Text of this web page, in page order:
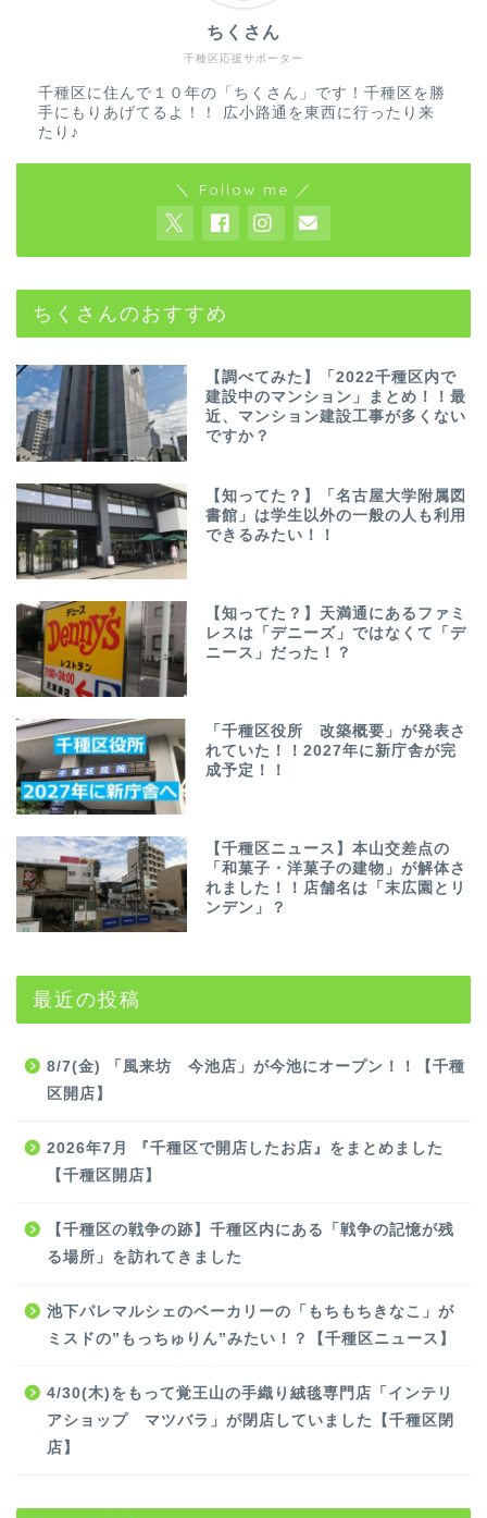
千種区応援サポーター
ちくさん
千種区に住んで１０年の「ちくさん」です！千種区を勝
手にもりあげてるよ！！ 広小路通を東西に行ったり来
たり♪
＼ Follow me ／
ちくさんのおすすめ
【調べてみた】「2022千種区内で
建設中のマンション」まとめ！！最
近、マンション建設工事が多くない
ですか？
【知ってた？】「名古屋大学附属図
書館」は学生以外の一般の人も利用
できるみたい！！
【知ってた？】天満通にあるファミ
レスは「デニーズ」ではなくて「デ
ニース」だった！？
「千種区役所 改築概要」が発表さ
れていた！！2027年に新庁舎が完
成予定！！
【千種区ニュース】本山交差点の
「和菓子・洋菓子の建物」が解体さ
れました！！店舗名は「末広園とリ
ンデン」？
最近の投稿
8/7(金) 「風来坊 今池店」が今池にオープン！！【千種
区開店】
2026年7月 『千種区で開店したお店』をまとめました
【千種区開店】
【千種区の戦争の跡】千種区内にある「戦争の記憶が残
る場所」を訪れてきました
池下パレマルシェのベーカリーの「もちもちきなこ」が
ミスドの”もっちゅりん”みたい！？【千種区ニュース】
4/30(木)をもって覚王山の手織り絨毯専門店「インテリ
アショップ マツバラ」が閉店していました【千種区閉
店】